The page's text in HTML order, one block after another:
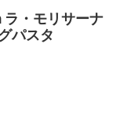
ラ・モリサーナ
パスタ